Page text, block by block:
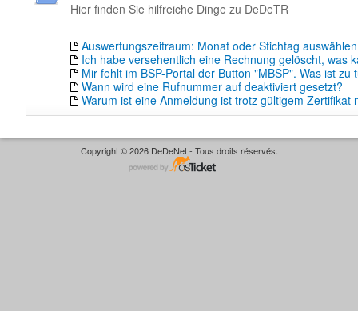
Hier finden Sie hilfreiche Dinge zu DeDeTR
Auswertungszeitraum: Monat oder Stichtag
Ich habe versehentlich eine Rechnung gelöscht, was
Mir fehlt im BSP-Portal der Button "MBSP". Was ist zu
Wann wird eine Rufnummer auf deaktiviert gesetzt?
Warum ist eine Anmeldung ist trotz gültigem Zertifikat
Copyright © 2026 DeDeNet - Tous droits réservés.